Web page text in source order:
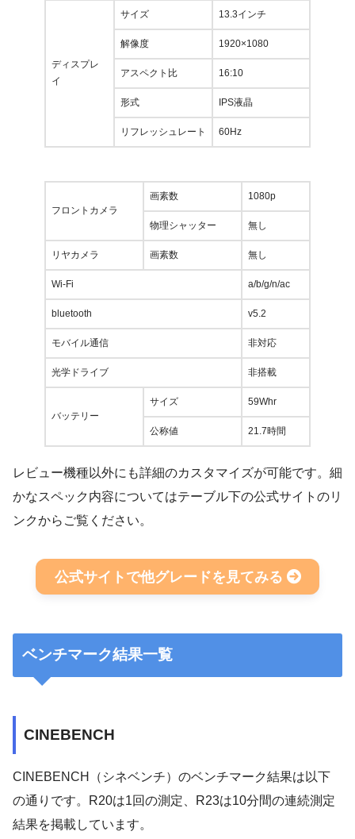
ディスプレ
イ
サイズ 13.3インチ
解像度 1920×1080
アスペクト比 16:10
形式 IPS液晶
リフレッシュレート 60Hz
フロントカメラ
画素数 1080p
物理シャッター 無し
リヤカメラ 画素数 無し
Wi-Fi a/b/g/n/ac
bluetooth v5.2
モバイル通信 非対応
光学ドライブ 非搭載
バッテリー
サイズ 59Whr
公称値 21.7時間
レビュー機種以外にも詳細のカスタマイズが可能です。細
かなスペック内容についてはテーブル下の公式サイトのリ
ンクからご覧ください。
公式サイトで他グレードを見てみる
ベンチマーク結果一覧
CINEBENCH
CINEBENCH（シネベンチ）のベンチマーク結果は以下
の通りです。R20は1回の測定、R23は10分間の連続測定
結果を掲載しています。